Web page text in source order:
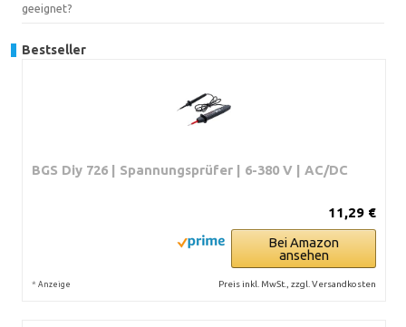
geeignet?
Bestseller
BGS Diy 726 | Spannungsprüfer | 6-380 V | AC/DC
11,29 €
Bei Amazon
ansehen
* Anzeige Preis inkl. MwSt., zzgl. Versandkosten